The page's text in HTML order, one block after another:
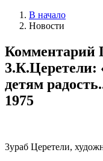
В начало
Новости
Комментарий
3.К.Церетели:
детям
1975
3ураб Церетели,